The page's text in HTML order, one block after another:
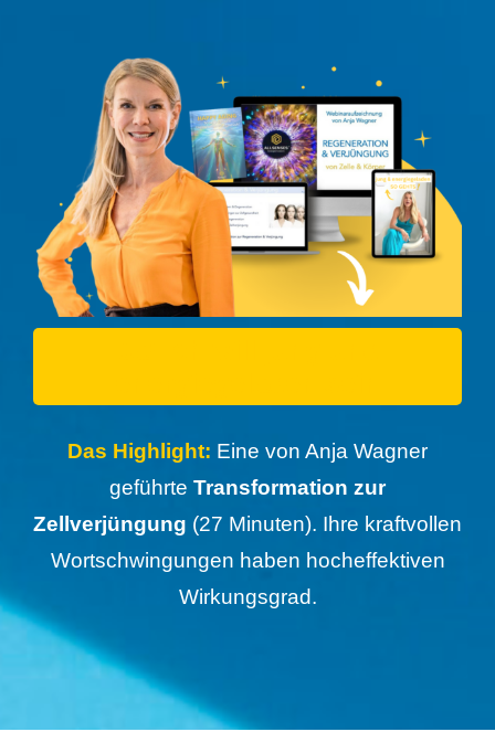
Das Highlight: Eine von Anja Wagner
geführte Transformation zur
Zellverjüngung (27 Minuten). Ihre kraftvollen
Wortschwingungen haben hocheffektiven
Wirkungsgrad.